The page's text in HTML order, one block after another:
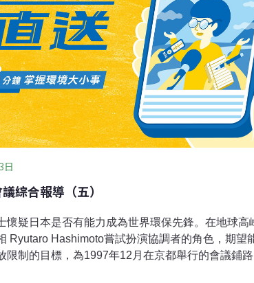
日
綜合報導（五）
懷疑日本是否有能力成為世界環保先鋒。在地球高
Ryutaro Hashimoto嘗試扮演協調者的角色，期望
限制的目標，為1997年12月在京都舉行的會議鋪